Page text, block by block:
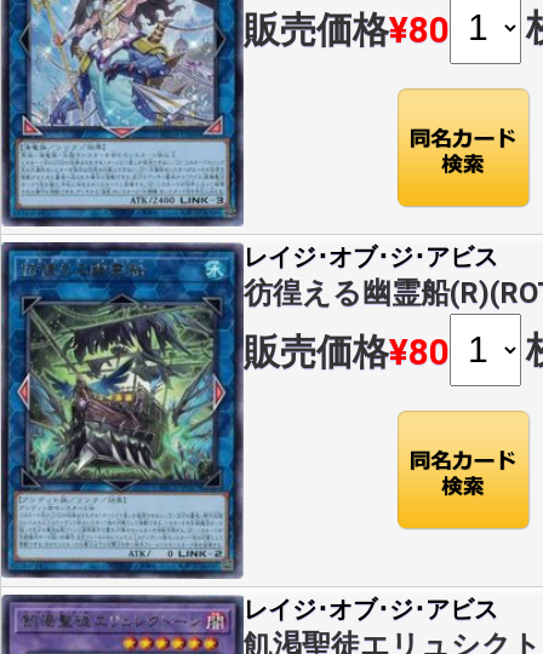
販売価格¥80
レイジ･オブ･ジ･アビス
彷徨える幽霊船
販売価格¥80
レイジ･オブ･ジ･アビス
飢渇聖徒エリュシク